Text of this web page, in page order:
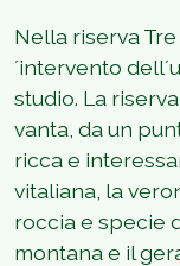
Nella riserva
´intervento
studio. La
vanta, da un
ricca e
vitaliana, la
roccia e specie
montana e il